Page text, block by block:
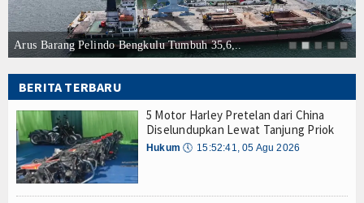
Logistik
Maritim
News
Olahraga
Aksi Kolaborasi Lindungi Mangrove dan
PWI Pusat-AFPI Gelar Workshop Jurnalistik
Indonesia-Tailan Perkuat Kemitraan Strategis,
Lomba Agustusan Keluarga Besar Kolinlamil,
Lancarkan Logistik dan Transparansi, IPC TPK
Kapal Terbakar di Belawan, Patkamla Rubiah
Arus Barang Pelindo Bengkulu Tumbuh 35,6,..
BERITA TERBARU
5 Motor Harley Pretelan dari China
Diselundupkan Lewat Tanjung Priok
Hukum 🕔 15:52:41, 05 Agu 2026